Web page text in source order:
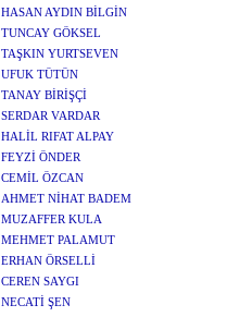
HASAN AYDIN BİLGİN
TUNCAY GÖKSEL
TAŞKIN YURTSEVEN
UFUK TÜTÜN
TANAY BİRİŞÇİ
SERDAR VARDAR
HALİL RIFAT ALPAY
FEYZİ ÖNDER
CEMİL ÖZCAN
AHMET NİHAT BADEM
MUZAFFER KULA
MEHMET PALAMUT
ERHAN ÖRSELLİ
CEREN SAYGI
NECATİ ŞEN